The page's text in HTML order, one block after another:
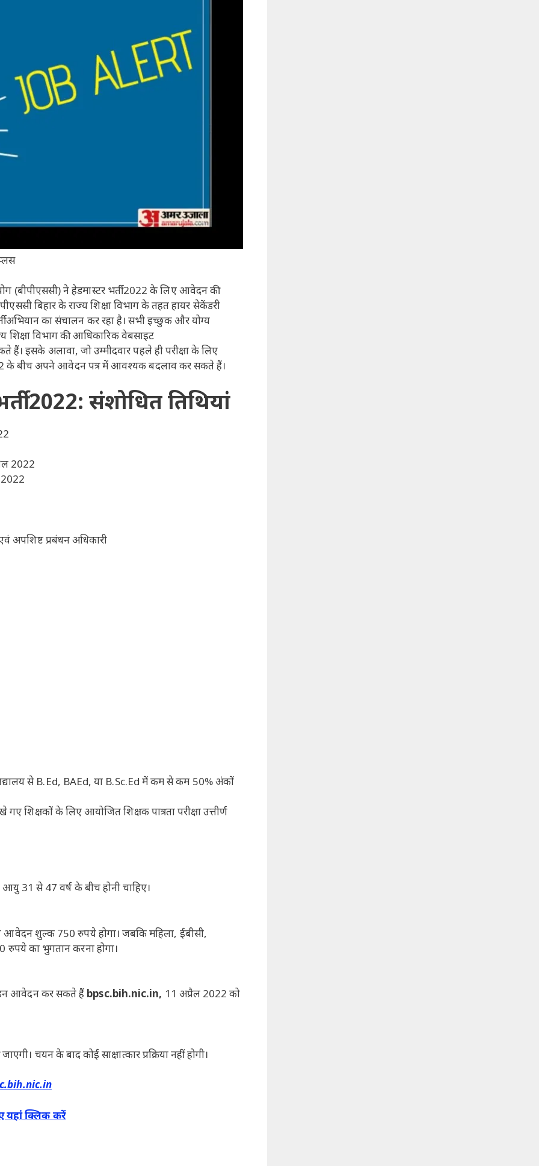
(बीपीएससी) ने हेडमास्टर भर्ती 2022 के लिए आवेदन की
बिहार के राज्य शिक्षा विभाग के तहत हायर सेकेंडरी
अभियान का संचालन कर रहा है। सभी इच्छुक और योग्य
शिक्षा विभाग की आधिकारिक वेबसाइट
इसके अलावा, जो उम्मीदवार पहले ही परीक्षा के लिए
के बीच अपने आवेदन पत्र में आवश्यक बदलाव कर सकते हैं।
2022: संशोधित तिथियां
2022
अपशिष्ट प्रबंधन अधिकारी
से B.Ed, BAEd, या B.Sc.Ed में कम से कम 50% अंकों
शिक्षकों के लिए आयोजित शिक्षक पात्रता परीक्षा उत्तीर्ण
31 से 47 वर्ष के बीच होनी चाहिए।
आवेदन शुल्क 750 रुपये होगा। जबकि महिला, ईबीसी,
रुपये का भुगतान करना होगा।
आवेदन कर सकते हैं bpsc.bih.nic.in, 11 अप्रैल 2022 को
चयन के बाद कोई साक्षात्कार प्रक्रिया नहीं होगी।
यहां क्लिक करें